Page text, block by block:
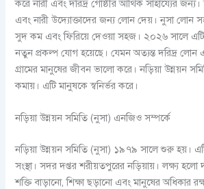
করে নারী এবং দরিদ্র গোষ্ঠীর আর্থিক সাহায্যের জন্য।
এবং নারী উদ্যোক্তাদের জন্য লোন দেয়। নুসা লোন
সুদ কম এবং ফিরিয়ে দেওয়া সহজ। ২০২৬ সালে
নতুন প্রকল্প যোগ হয়েছে। যেমন অত্যন্ত দরিদ্র
গ্রামের মানুষের জীবন ভালো করে। নড়িয়া উন্নয়ন
কমায়। এটি মানুষকে স্বনির্ভর করে।
নড়িয়া উন্নয়ন সমিতি (নুসা) এনজিও সম্পর্কে
নড়িয়া উন্নয়ন সমিতি (নুসা) ১৯৭৯ সালে শুরু হয়।
সংস্থা। সদর দপ্তর শরীয়তপুরের নড়িয়ায়। লক্ষ্য হলো
শক্তি বাড়ানো, শিক্ষা ছড়ানো এবং মানুষের অধিকার